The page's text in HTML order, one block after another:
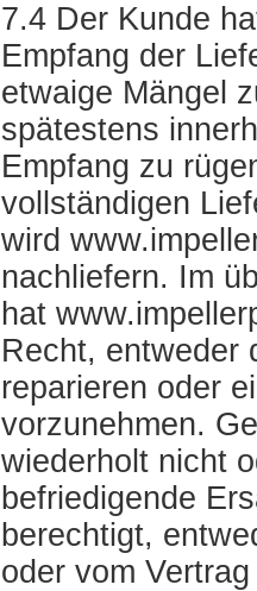
7.4 Der Kunde
Empfang der
etwaige Mängel
spätestens
Empfang zu
vollständigen
wird
nachliefern. Im
hat
Recht, entweder
reparieren oder
vorzunehmen.
wiederholt nicht
befriedigende
berechtigt,
oder vom